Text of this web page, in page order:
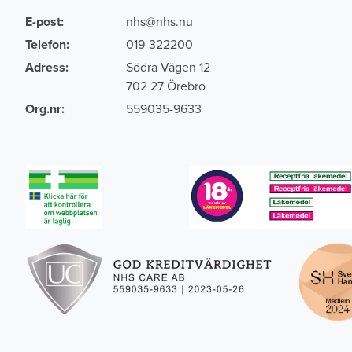
E-post:
nhs@nhs.nu
Telefon:
019-322200
Adress:
Södra Vägen 12
702 27 Örebro
Org.nr:
559035-9633